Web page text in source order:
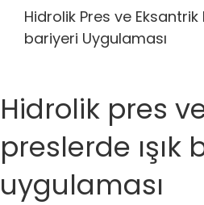
Hidrolik Pres ve Eksantrik
bariyeri Uygulaması
Hidrolik pres
preslerde ışık
uygulaması